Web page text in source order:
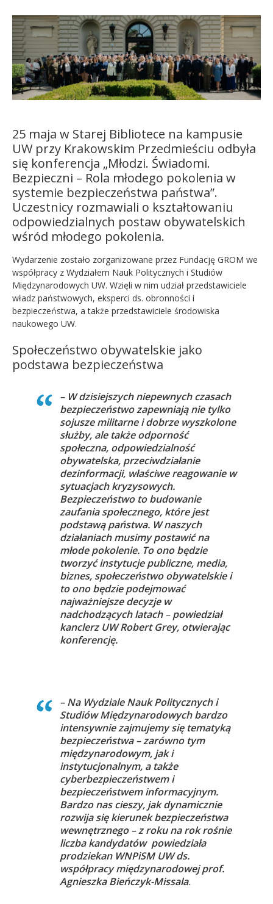
Kandydat
Absolwent
25 maja w Starej Bibliotece na kampusie
UW przy Krakowskim Przedmieściu odbyła
się konferencja „Młodzi. Świadomi.
Bezpieczni – Rola młodego pokolenia w
systemie bezpieczeństwa państwa”.
Uczestnicy rozmawiali o kształtowaniu
odpowiedzialnych postaw obywatelskich
wśród młodego pokolenia.
Wydarzenie zostało zorganizowane przez Fundację GROM we
współpracy z Wydziałem Nauk Politycznych i Studiów
Międzynarodowych UW. Wzięli w nim udział przedstawiciele
władz państwowych, eksperci ds. obronności i
bezpieczeństwa, a także przedstawiciele środowiska
naukowego UW.
Społeczeństwo obywatelskie jako
podstawa bezpieczeństwa
– W dzisiejszych niepewnych czasach
bezpieczeństwo zapewniają nie tylko
sojusze militarne i dobrze wyszkolone
służby, ale także odporność
społeczna, odpowiedzialność
obywatelska, przeciwdziałanie
dezinformacji, właściwe reagowanie w
sytuacjach kryzysowych.
Bezpieczeństwo to budowanie
zaufania społecznego, które jest
podstawą państwa. W naszych
działaniach musimy postawić na
młode pokolenie. To ono będzie
tworzyć instytucje publiczne, media,
biznes, społeczeństwo obywatelskie i
to ono będzie podejmować
najważniejsze decyzje w
nadchodzących latach–powiedział
kanclerz UW Robert Grey, otwierając
konferencję.
– Na Wydziale Nauk Politycznych i
Studiów Międzynarodowych bardzo
intensywnie zajmujemy się tematyką
bezpieczeństwa – zarówno tym
międzynarodowym, jak i
instytucjonalnym, a także
cyberbezpieczeństwem i
bezpieczeństwem informacyjnym.
Bardzo nas cieszy, jak dynamicznie
rozwija się kierunek bezpieczeństwa
wewnętrznego – z roku na rok rośnie
liczba kandydatów powiedziała
prodziekan WNPiSM UW ds.
współpracy międzynarodowej prof.
Agnieszka Bieńczyk-Missala.